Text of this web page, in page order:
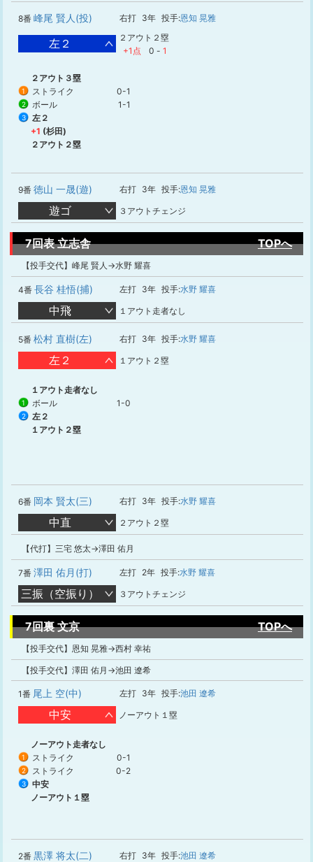
8番 峰尾 賢人(投) 右打 3年 投手:恩知 晃雅
左２
２アウト２塁
+1点
0 - 1
２アウト３塁
1 ストライク 0-1
2 ボール 1-1
3
左２
+1 (杉田)
２アウト２塁
9番 徳山 一晟(遊) 右打 3年 投手:恩知 晃雅
遊ゴ ３アウトチェンジ
7回表 立志舎 TOPへ
【投手交代】峰尾 賢人→水野 耀喜
4番 長谷 桂悟(捕) 左打 3年 投手:水野 耀喜
中飛 １アウト走者なし
5番 松村 直樹(左) 右打 3年 投手:水野 耀喜
左２ １アウト２塁
１アウト走者なし
1 ボール 1-0
2
左２
１アウト２塁
6番 岡本 賢太(三) 右打 3年 投手:水野 耀喜
中直 ２アウト２塁
【代打】三宅 悠太→澤田 佑月
7番 澤田 佑月(打) 左打 2年 投手:水野 耀喜
三振（空振り） ３アウトチェンジ
7回裏 文京 TOPへ
【投手交代】恩知 晃雅→西村 幸祐
【投手交代】澤田 佑月→池田 遼希
1番 尾上 空(中) 左打 3年 投手:池田 遼希
中安 ノーアウト１塁
ノーアウト走者なし
1 ストライク 0-1
2 ストライク 0-2
3
中安
ノーアウト１塁
2番 黒澤 将太(二) 右打 3年 投手:池田 遼希